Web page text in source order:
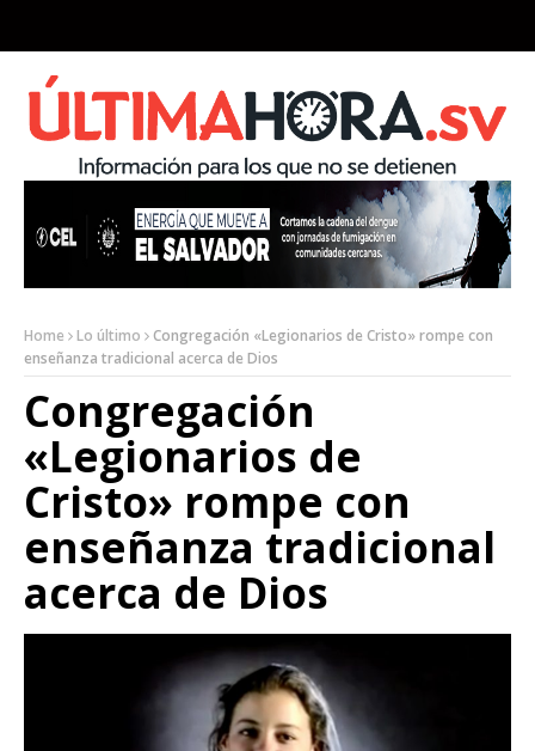
Home Lo último
Congregación «Legionarios de Cristo» rompe con
enseñanza tradicional acerca de Dios
Congregación
«Legionarios de
Cristo» rompe con
enseñanza tradicional
acerca de Dios